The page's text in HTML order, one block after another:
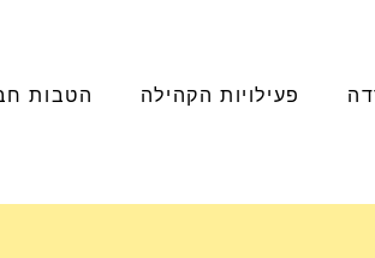
הטבות פעילויות הקהילה